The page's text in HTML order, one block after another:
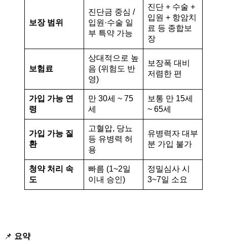
보장 범위
진단금 중심 /
입원·수술 일
부 특약 가능
진단 + 수술 +
입원 + 항암치
료 등 종합보
장
보험료
상대적으로 높
음 (위험도 반
영)
보장폭 대비
저렴한 편
가입 가능 연
령
만 30세 ~ 75
세
보통 만 15세
~ 65세
가입 가능 질
환
고혈압, 당뇨
등 유병력 허
용
유병력자 대부
분 가입 불가
청약 처리 속
도
빠름 (1~2일
이내 승인)
정밀심사 시
3~7일 소요
📌 요약